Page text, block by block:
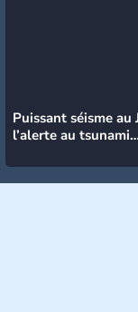
Puissant séisme au
l’alerte au tsunami